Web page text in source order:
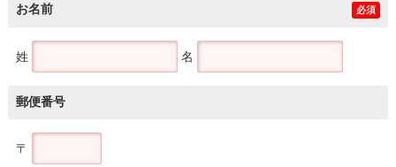
お名前 必須
姓 名
郵便番号
〒